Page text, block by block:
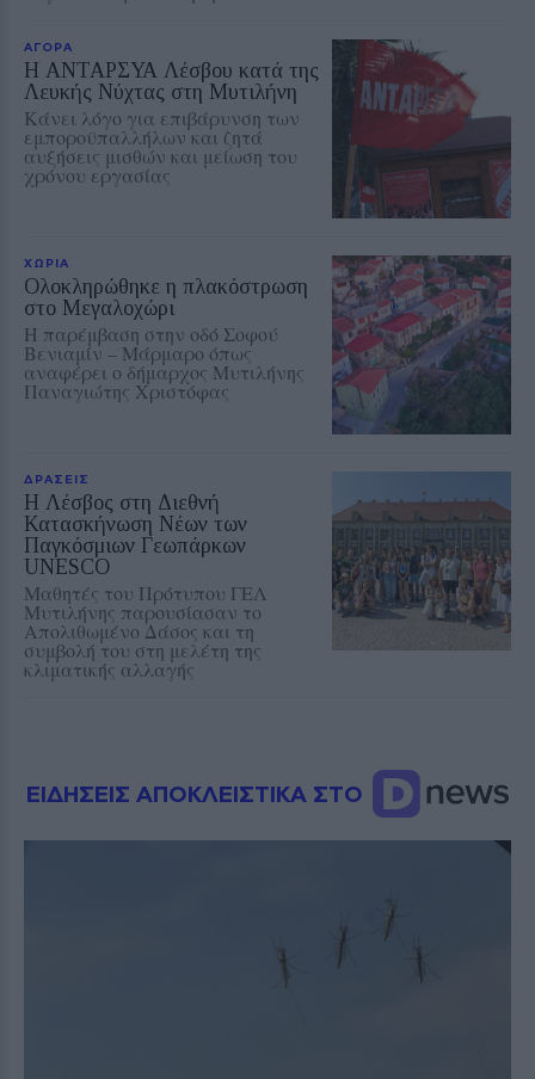
ΑΓΟΡΑ
Η ΑΝΤΑΡΣΥΑ Λέσβου κατά της
Λευκής Νύχτας στη Μυτιλήνη
Κάνει λόγο για επιβάρυνση των
εμποροϋπαλλήλων και ζητά
αυξήσεις μισθών και μείωση του
χρόνου εργασίας
ΧΩΡΙΑ
Ολοκληρώθηκε η πλακόστρωση
στο Μεγαλοχώρι
Η παρέμβαση στην οδό Σοφού
Βενιαμίν – Μάρμαρο όπως
αναφέρει ο δήμαρχος Μυτιλήνης
Παναγιώτης Χριστόφας
ΔΡΑΣΕΙΣ
Η Λέσβος στη Διεθνή
Κατασκήνωση Νέων των
Παγκόσμιων Γεωπάρκων
UNESCO
Μαθητές του Πρότυπου ΓΕΛ
Μυτιλήνης παρουσίασαν το
Απολιθωμένο Δάσος και τη
συμβολή του στη μελέτη της
κλιματικής αλλαγής
ΕΙΔΗΣΕΙΣ ΑΠΟΚΛΕΙΣΤΙΚΑ ΣΤΟ